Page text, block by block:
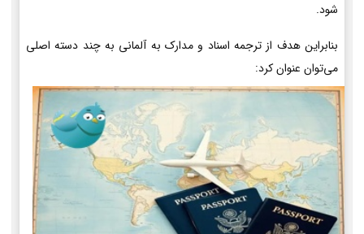
شود.
بنابراین هدف از ترجمه اسناد و مدارک به آلمانی به چند دسته اصلی
می‌توان عنوان کرد: